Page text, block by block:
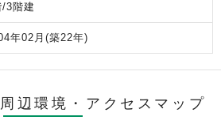
/3階建
年02月 (築22年)
辺環境・ アクセスマップ